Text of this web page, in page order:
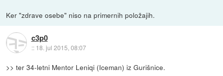
Ker "zdrave osebe" niso na primernih položajih.
c3p0
:: 18. jul 2015, 08:07
>> ter 34-letni Mentor Leniqi (Iceman) iz Gurišnice.